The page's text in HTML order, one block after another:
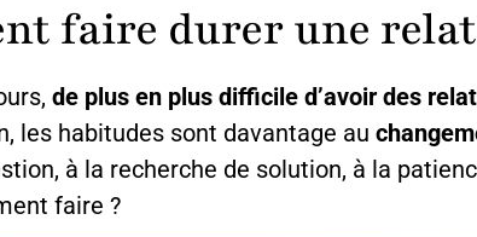
faire durer une
de plus en plus difficile d’avoir des
les habitudes sont davantage au
à la recherche de solution, à la
faire ?